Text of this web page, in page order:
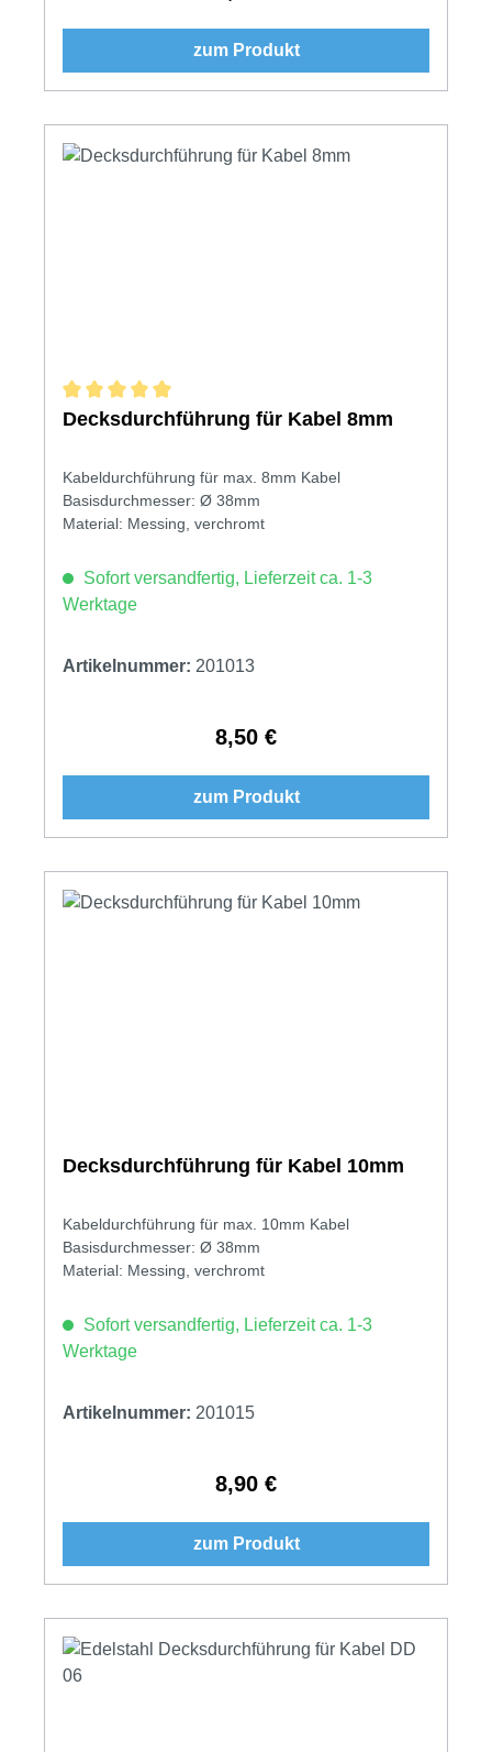
zum Produkt
Durchschnittliche Bewertung von 5 von 5 Sternen
Decksdurchführung für Kabel 8mm
Kabeldurchführung für max. 8mm Kabel
Basisdurchmesser: Ø 38mm
Material: Messing, verchromt
Sofort versandfertig, Lieferzeit ca. 1-3
Werktage
Artikelnummer: 201013
Regulärer Preis:
8,50 €
zum Produkt
Decksdurchführung für Kabel 10mm
Kabeldurchführung für max. 10mm Kabel
Basisdurchmesser: Ø 38mm
Material: Messing, verchromt
Sofort versandfertig, Lieferzeit ca. 1-3
Werktage
Artikelnummer: 201015
Regulärer Preis:
8,90 €
zum Produkt